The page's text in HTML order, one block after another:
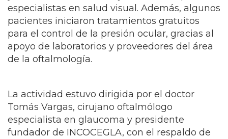
especialistas en salud visual. Además, algunos
pacientes iniciaron tratamientos gratuitos
para el control de la presión ocular, gracias al
apoyo de laboratorios y proveedores del área
de la oftalmología.
La actividad estuvo dirigida por el doctor
Tomás Vargas, cirujano oftalmólogo
especialista en glaucoma y presidente
fundador de INCOCEGLA, con el respaldo de